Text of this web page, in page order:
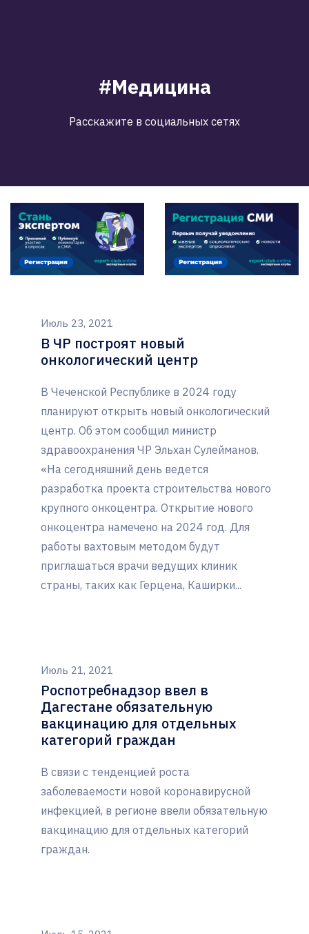
#Медицина
Расскажите в социальных сетях
Июль 23, 2021
В ЧР построят новый
онкологический центр
В Чеченской Республике в 2024 году
планируют открыть новый онкологический
центр. Об этом сообщил министр
здравоохранения ЧР Эльхан Сулейманов.
«На сегодняшний день ведется
разработка проекта строительства нового
крупного онкоцентра. Открытие нового
онкоцентра намечено на 2024 год. Для
работы вахтовым методом будут
приглашаться врачи ведущих клиник
страны, таких как Герцена, Каширки...
Июль 21, 2021
Роспотребнадзор ввел в
Дагестане обязательную
вакцинацию для отдельных
категорий граждан
В связи с тенденцией роста
заболеваемости новой коронавирусной
инфекцией, в регионе ввели обязательную
вакцинацию для отдельных категорий
граждан.